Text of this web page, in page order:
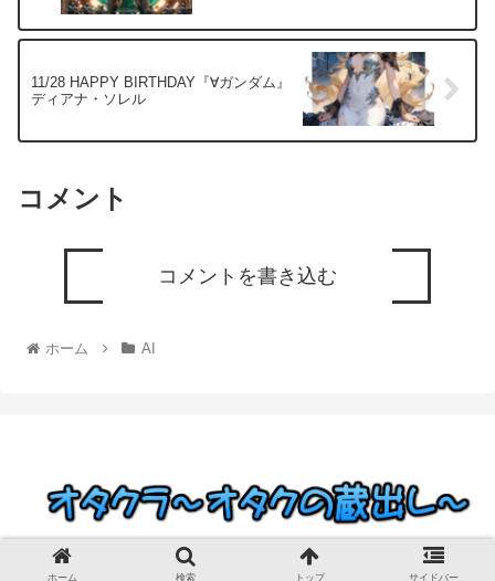
11/28 HAPPY BIRTHDAY『∀ガンダム』
ディアナ・ソレル
コメント
コメントを書き込む
ホーム AI
© 2023 オタクラ～オタクの蔵出し～.
ホーム 検索 トップ サイドバー